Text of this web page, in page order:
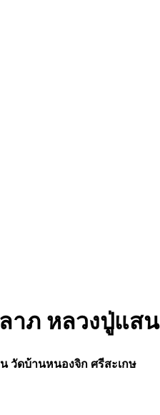
ภ หลวงปู่แส
วัดบ้านหนองจิก ศรีสะเกษ